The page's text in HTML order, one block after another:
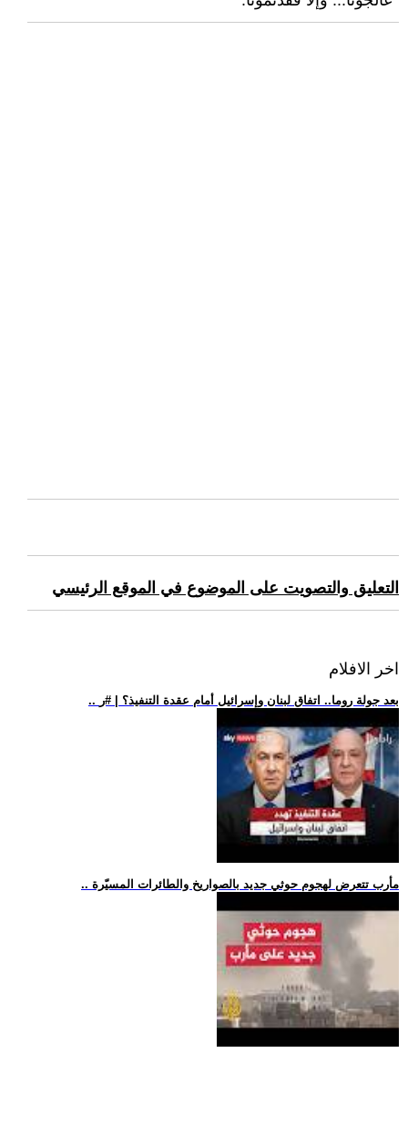
التعليق والتصويت على الموضوع في الموقع الرئيسي
اخر الافلام
.. بعد جولة روما.. اتفاق لبنان وإسرائيل أمام عقدة التنفيذ؟ | #ر
.. مأرب تتعرض لهجوم حوثي جديد بالصواريخ والطائرات المسيّرة